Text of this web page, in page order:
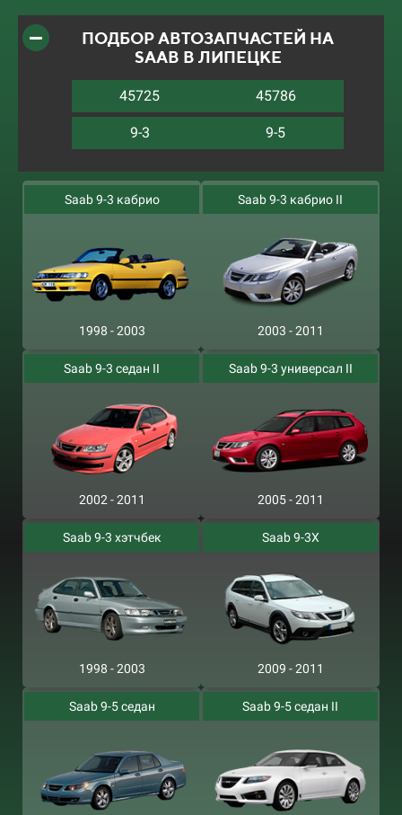
ПОДБОР АВТОЗАПЧАСТЕЙ НА
SAAB В ЛИПЕЦКЕ
45725 45786
9-3 9-5
Saab 9-3 кабрио
1998 - 2003
Saab 9-3 кабрио II
2003 - 2011
Saab 9-3 седан II
2002 - 2011
Saab 9-3 универсал II
2005 - 2011
Saab 9-3 хэтчбек
1998 - 2003
Saab 9-3X
2009 - 2011
Saab 9-5 седан Saab 9-5 седан II